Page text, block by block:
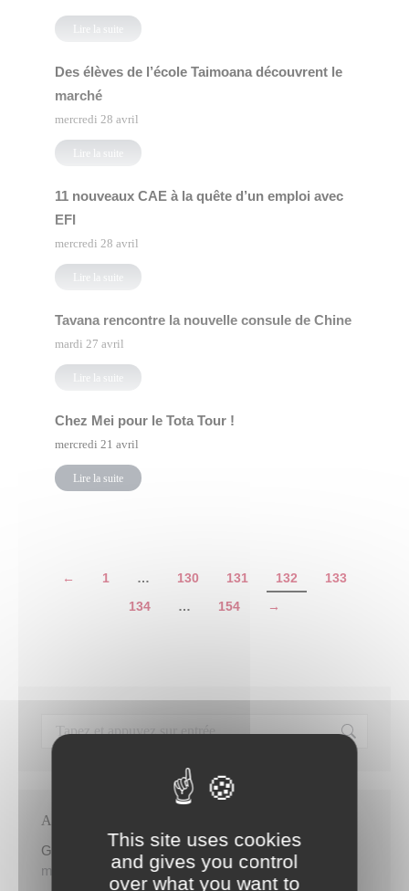
Lire la suite
Des élèves de l’école Taimoana découvrent le
marché
mercredi 28 avril
Lire la suite
11 nouveaux CAE à la quête d’un emploi avec
EFI
mercredi 28 avril
Lire la suite
Tavana rencontre la nouvelle consule de Chine
mardi 27 avril
Lire la suite
Chez Mei pour le Tota Tour !
mercredi 21 avril
Lire la suite
← 1 … 130 131 132
133
134
… 154 →
Articles récents
Gratuité du parking de l’HDV le dimanche matin
mercredi 5 août
This site uses cookies
and gives you control
over what you want to